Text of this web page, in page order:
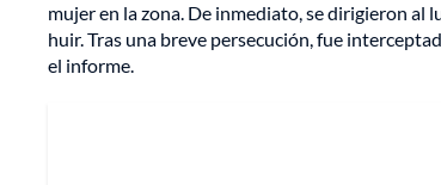
mujer en la zona. De inmediato, se dirigieron
huir. Tras una breve persecución, fue
el informe.